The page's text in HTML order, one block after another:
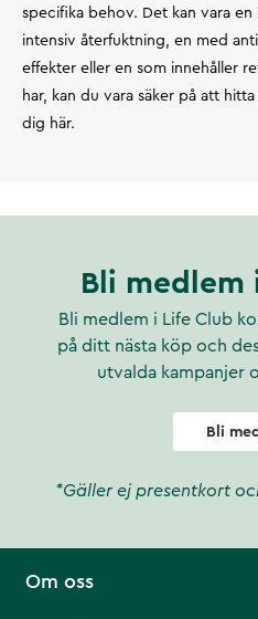
specifika behov. Det kan vara
intensiv återfuktning, en med
effekter eller en som innehåller
har, kan du vara säker på att
dig här.
Bli medlem
Bli medlem i Life Club
på ditt nästa köp och
utvalda kampanjer
Bli
*Gäller ej presentkort
Om oss